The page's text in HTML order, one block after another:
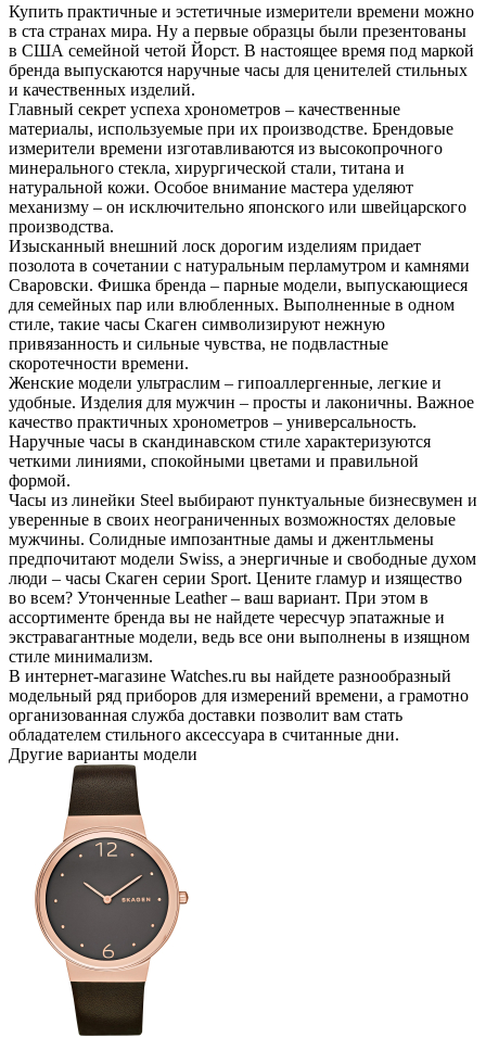
Купить практичные и эстетичные измерители времени можно
в ста странах мира. Ну а первые образцы были презентованы
в США семейной четой Йорст. В настоящее время под маркой
бренда выпускаются наручные часы для ценителей стильных
и качественных изделий.
Главный секрет успеха хронометров – качественные
материалы, используемые при их производстве. Брендовые
измерители времени изготавливаются из высокопрочного
минерального стекла, хирургической стали, титана и
натуральной кожи. Особое внимание мастера уделяют
механизму – он исключительно японского или швейцарского
производства.
Изысканный внешний лоск дорогим изделиям придает
позолота в сочетании с натуральным перламутром и камнями
Сваровски. Фишка бренда – парные модели, выпускающиеся
для семейных пар или влюбленных. Выполненные в одном
стиле, такие часы Скаген символизируют нежную
привязанность и сильные чувства, не подвластные
скоротечности времени.
Женские модели ультраслим – гипоаллергенные, легкие и
удобные. Изделия для мужчин – просты и лаконичны. Важное
качество практичных хронометров – универсальность.
Наручные часы в скандинавском стиле характеризуются
четкими линиями, спокойными цветами и правильной
формой.
Часы из линейки Steel выбирают пунктуальные бизнесвумен и
уверенные в своих неограниченных возможностях деловые
мужчины. Солидные импозантные дамы и джентльмены
предпочитают модели Swiss, а энергичные и свободные духом
люди – часы Скаген серии Sport. Цените гламур и изящество
во всем? Утонченные Leather – ваш вариант. При этом в
ассортименте бренда вы не найдете чересчур эпатажные и
экстравагантные модели, ведь все они выполнены в изящном
стиле минимализм.
В интернет-магазине Watches.ru вы найдете разнообразный
модельный ряд приборов для измерений времени, а грамотно
организованная служба доставки позволит вам стать
обладателем стильного аксессуара в считанные дни.
Другие варианты модели